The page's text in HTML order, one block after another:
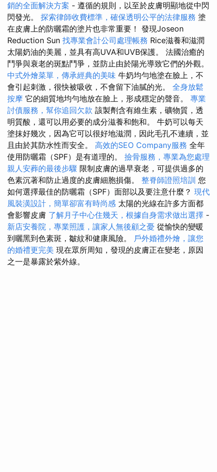
銷的全面解決方案 - 遵循的規則，以至於皮膚明顯地從中閃
閃發光。 探索律師收費標準，確保透明公平的法律服務 塗
在皮膚上的防曬霜的塗片也非常重要！ 發現Joseon
Reduction Sun 找專業會計公司處理帳務 Rice滋養和滋潤
太陽奶油的美麗，並具有高UVA和UVB保護。 法國治癒的
鬥爭與衰老的斑點鬥爭，並防止由於陽光導致它們的外觀。
中式外燴菜單，傳承經典的美味 牛奶均勻地塗在臉上，不
會引起刺激，很快被吸收，不會留下油膩的光。 全身放鬆
按摩 它的細質地均勻地放在臉上，形成穩定的聲音。 專業
討債服務，幫你追回欠款 該製劑含有維生素，礦物質，透
明質酸，還可以用必要的成分滋養和飽和。 牛奶可以每天
塗抹好幾次，因為它可以很好地滋潤，因此毛孔不連續，並
且由於其防水性而安全。 高效的SEO Company服務 全年
使用防曬霜（SPF）是有道理的。 撿骨服務，專業為您處理
親人安葬的最後步驟 限制皮膚的過早衰老，可提供過多的
色素沉著和防止過度的皮膚細胞損傷。 整脊師證照培訓 您
如何選擇最佳的防曬霜（SPF）面部以及要注意什麼？ 現代
風裝潢設計，簡單卻富有時尚感 太陽的光線在許多方面都
會影響皮膚 了解月子中心住幾天，根據自身需求做出選擇 -
新店安養院，專業照護，讓家人無後顧之憂 從愉快的變暖
到曬黑到色素斑，皺紋和健康風險。 戶外婚禮外燴，讓您
的婚禮更完美 現在眾所周知，發現的皮膚正在變老，原因
之一是暴露於紫外線。